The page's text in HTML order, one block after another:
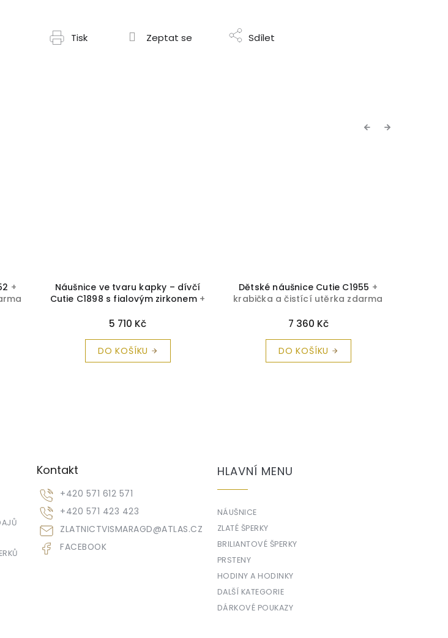
Tisk Zeptat se Sdílet
Previous
+
Náušnice ve tvaru kapky – dívčí
Cutie C1898 s fialovým zirkonem +
5 710 Kč
DO KOŠÍKU
Dětské náušnice Cutie C1955 +
krabička a čistící utěrka zdarma
7 360 Kč
DO KOŠÍKU
Next
Kontakt
ZLATNICTVISMARAGD@ATLAS.CZ
+420 571 612 571
+420 571 423 423
FACEBOOK
HLAVNÍ MENU
NÁUŠNICE
ZLATÉ ŠPERKY
BRILIANTOVÉ ŠPERKY
PRSTENY
HODINY A HODINKY
DALŠÍ KATEGORIE
DÁRKOVÉ POUKAZY